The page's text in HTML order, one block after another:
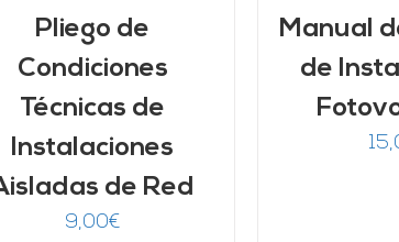
Pliego de
Condiciones
Técnicas de
Instalaciones
de Red
9,00€
Manual
de